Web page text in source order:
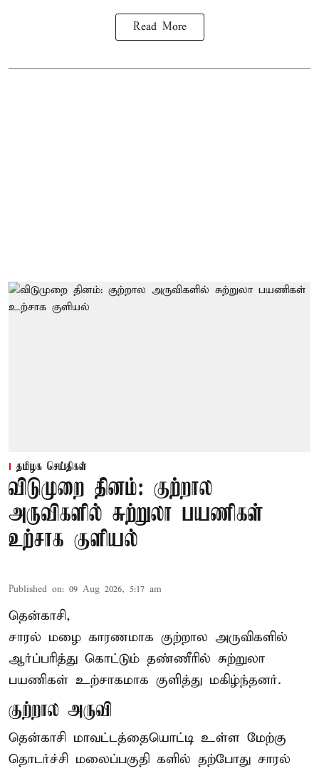
Read More
தமிழக செய்திகள்
விடுமுறை தினம்: குற்றால
அருவிகளில் சுற்றுலா பயணிகள்
உற்சாக குளியல்
Published on: 09 Aug 2026, 5:17 am
தென்காசி,
சாரல் மழை காரணமாக குற்றால அருவிகளில்
ஆர்ப்பரித்து கொட்டும் தண்ணீரில் சுற்றுலா
பயணிகள் உற்சாகமாக குளித்து மகிழ்ந்தனர்.
குற்றால அருவி
தென்காசி மாவட்டத்தையொட்டி உள்ள மேற்கு
தொடர்ச்சி மலைப்பகுதி களில் தற்போது சாரல்